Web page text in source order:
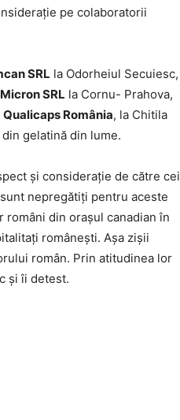
pe colaboratorii
SRL la Odorheiul Secuiesc,
Micron SRL la Cornu- Prahova,
Qualicaps România, la Chitila
gelatină din lume.
și considerație de către cei
nepregătiți pentru aceste
din orașul canadian în
românești. Așa zișii
român. Prin atitudinea lor
și îi detest.